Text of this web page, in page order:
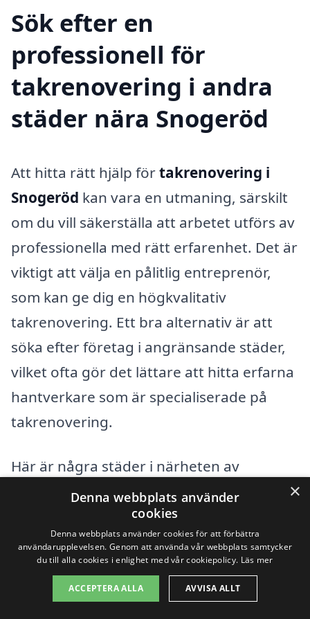
Sök efter en
professionell för
takrenovering i andra
städer nära Snogeröd
Att hitta rätt hjälp förtakrenovering i
Snogeröd kan vara en utmaning, särskilt
om du vill säkerställa att arbetet utförs av
professionella med rätt erfarenhet. Det är
viktigt att välja en pålitlig entreprenör,
som kan ge dig en högkvalitativ
takrenovering. Ett bra alternativ är att
söka efter företag i angränsande städer,
vilket ofta gör det lättare att hitta erfarna
hantverkare som är specialiserade på
takrenovering.
Här är några städer i närheten av
Snogeröd där du kan hitta professionell
hjälp för takrenovering:
Höör
Vinslöv
×
Denna webbplats använder
cookies
Denna webbplats använder cookies för att förbättra
användarupplevelsen. Genom att använda vår webbplats samtycker
du till alla cookies i enlighet med vår cookiepolicy. Läs mer
ACCEPTERA ALLA AVVISA ALLT